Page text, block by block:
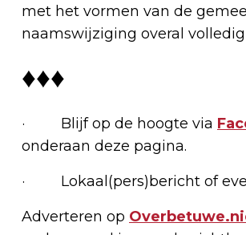
met het vormen van de
naamswijziging overal
♦♦♦
· Blijf op de hoogte via
onderaan deze pagina.
· Lokaal(pers)bericht of
Adverteren op